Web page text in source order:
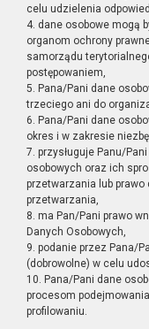
celu udzielenia
4. dane osobowe mogą
organom ochrony
samorządu
postępowaniem,
5. Pana/Pani dane
trzeciego ani do
6. Pana/Pani dane
okres i w zakresie
7. przysługuje Panu/
osobowych oraz ich
przetwarzania lub
przetwarzania,
8. ma Pan/Pani prawo
Danych Osobowych,
9. podanie przez Pana/
(dobrowolne) w celu
10. Pana/Pani dane
procesom
profilowaniu.